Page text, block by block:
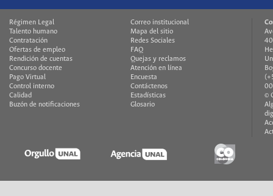
Régimen Legal
Talento humano
Contratación
Ofertas de empleo
Rendición de cuentas
Concurso docente
Pago Virtual
Control interno
Calidad
Buzón de notificaciones
Correo institucional
Mapa del sitio
Redes Sociales
FAQ
Quejas y reclamos
Atención en línea
Encuesta
Contáctenos
Estadísticas
Glosario
©